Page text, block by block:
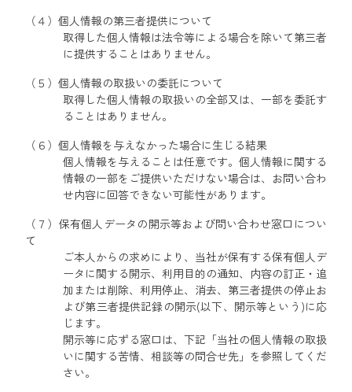
（４）個人情報の第三者提供について
取得した個人情報は法令等による場合を除いて第三者
に提供することはありません。
（５）個人情報の取扱いの委託について
取得した個人情報の取扱いの全部又は、一部を委託す
ることはありません。
（６）個人情報を与えなかった場合に生じる結果
個人情報を与えることは任意です。個人情報に関する
情報の一部をご提供いただけない場合は、お問い合わ
せ内容に回答できない可能性があります。
（７）保有個人データの開示等および問い合わせ窓口につい
て
ご本人からの求めにより、当社が保有する保有個人デ
ータに関する開示、利用目的の通知、内容の訂正・追
加または削除、利用停止、消去、第三者提供の停止お
よび第三者提供記録の開示(以下、開示等という)に応
じます。
開示等に応ずる窓口は、下記「当社の個人情報の取扱
いに関する苦情、相談等の問合せ先」を参照してくだ
さい。